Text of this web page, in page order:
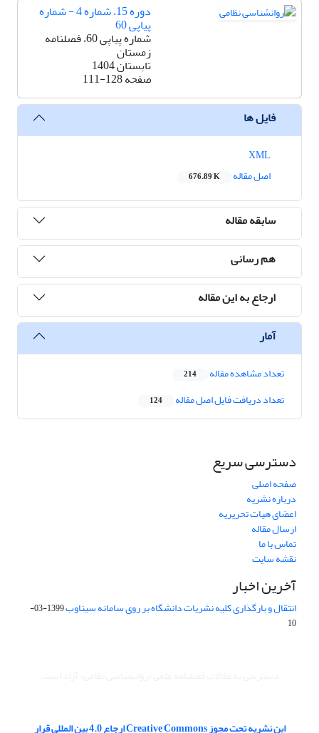
دوره 15، شماره 4 - شماره
پیاپی 60
شماره پیاپی 60، فصلنامه
زمستان
تابستان 1404
صفحه111-128
فایل ها
اصل مقاله
676.89 K
سابقه مقاله
هم رسانی
ارجاع به این مقاله
آمار
تعداد مشاهده مقاله 214
تعداد دریافت فایل اصل مقاله 124
دسترسی سریع
صفحه اصلی
درباره نشریه
اعضای هیات تحریریه
ارسال مقاله
تماس با ما
نقشه سایت
آخرین اخبار
انتقال و بارگذاری کلیه نشریات دانشگاه بر روی سامانه سیناوب
1399-03-
10
این نشریه تحت مجوز Creative Commons ارجاع 4.0 بین المللی قرار